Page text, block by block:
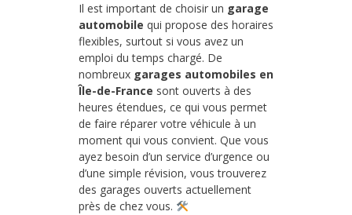
Il est important de choisir un garage
automobile qui propose des horaires
flexibles, surtout si vous avez un
emploi du temps chargé. De
nombreux garages automobiles en
Île-de-France sont ouverts à des
heures étendues, ce qui vous permet
de faire réparer votre véhicule à un
moment qui vous convient. Que vous
ayez besoin d’un service d’urgence ou
d’une simple révision, vous trouverez
des garages ouverts actuellement
près de chez vous.